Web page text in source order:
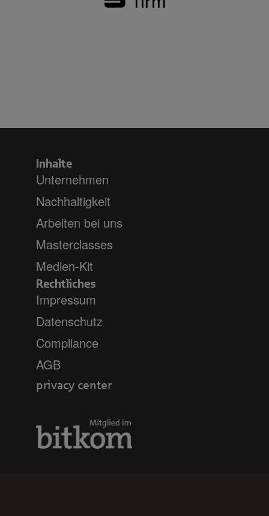
Inhalte
Unternehmen
Nachhaltigkeit
Arbeiten bei uns
Masterclasses
Medien-Kit
Rechtliches
Impressum
Datenschutz
Compliance
AGB
privacy center